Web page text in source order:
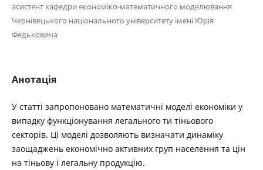
асистент кафедри економіко-математичного моделювання
Чернівецького національного університету імені Юрія
Федьковича
Анотація
У статті запропоновано математичні моделі економіки у
випадку функціонування легального ти тіньового
секторів. Ці моделі дозволяють визначати динаміку
заощаджень економічно активних груп населення та цін
на тіньову і легальну продукцію.